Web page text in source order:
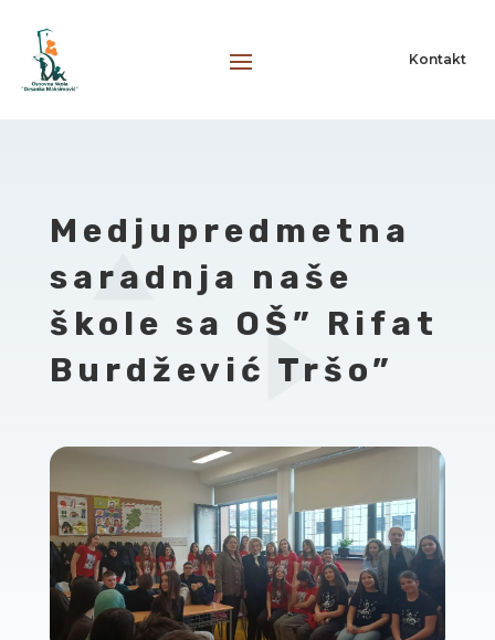
Kontakt
Medjupredmetna
saradnja naše
škole sa OŠ” Rifat
Burdžević Tršo”